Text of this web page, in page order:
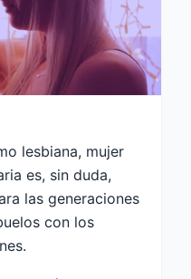
lesbiana, mujer
es, sin duda,
las generaciones
con los